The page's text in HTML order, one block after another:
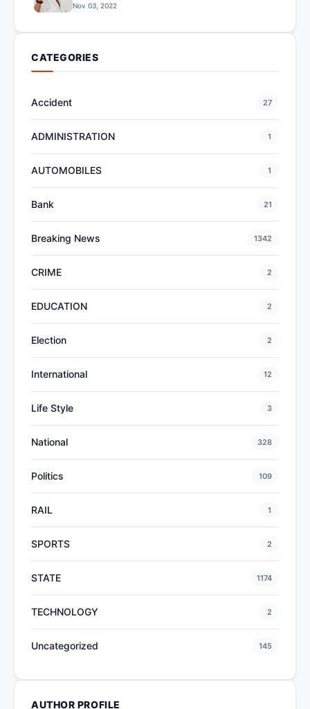
Nov 03, 2022
CATEGORIES
Accident 27
ADMINISTRATION 1
AUTOMOBILES 1
Bank 21
Breaking News 1342
CRIME 2
EDUCATION 2
Election 2
International 12
Life Style 3
National 328
Politics 109
RAIL 1
SPORTS 2
STATE 1174
TECHNOLOGY 2
Uncategorized 145
AUTHOR PROFILE